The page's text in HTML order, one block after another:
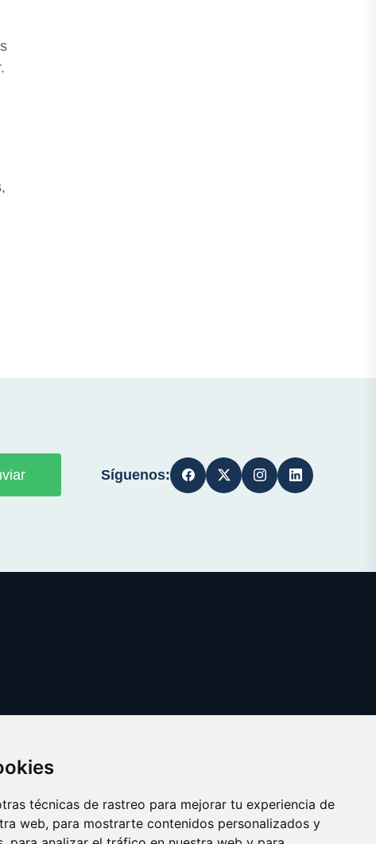
técnicas de rastreo para mejorar tu experiencia de
web, para mostrarte contenidos personalizados y
Síguenos: